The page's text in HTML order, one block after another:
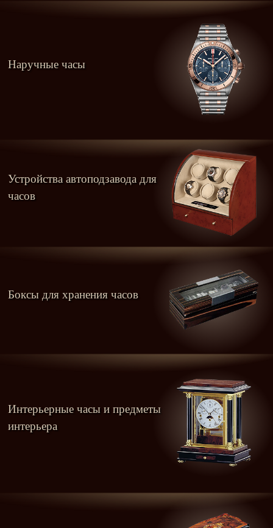
Наручные часы
Устройства автоподзавода для
часов
Боксы для хранения часов
Интерьерные часы и предметы
интерьера